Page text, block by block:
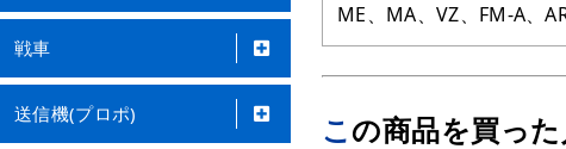
戦車
送信機(プロポ)
ME、MA、VZ、FM-A、
この商品を買っ